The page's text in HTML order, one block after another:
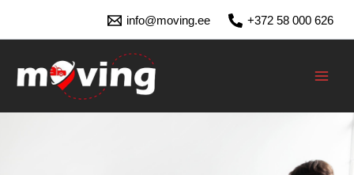
info@moving.ee +372 58 000 626